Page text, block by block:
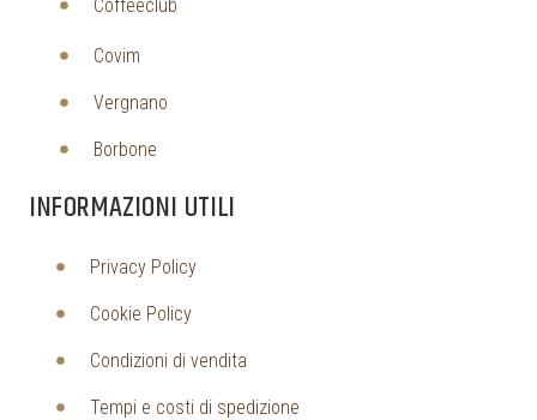
Coffeeclub
Covim
Vergnano
Borbone
INFORMAZIONI UTILI
Privacy Policy
Cookie Policy
Condizioni di vendita
Tempi e costi di spedizione